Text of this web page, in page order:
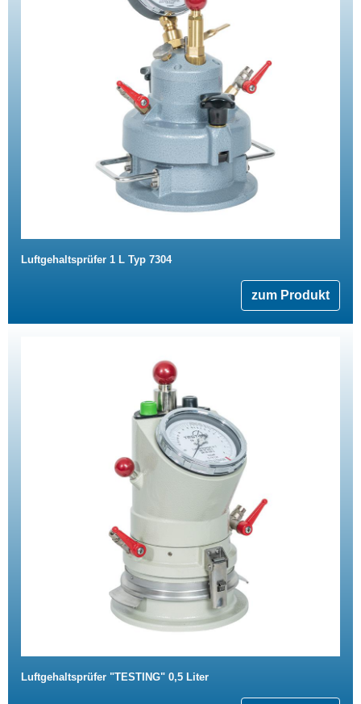
Luftgehaltsprüfer 1 L Typ 7304
zum Produkt
Luftgehaltsprüfer "TESTING" 0,5 Liter